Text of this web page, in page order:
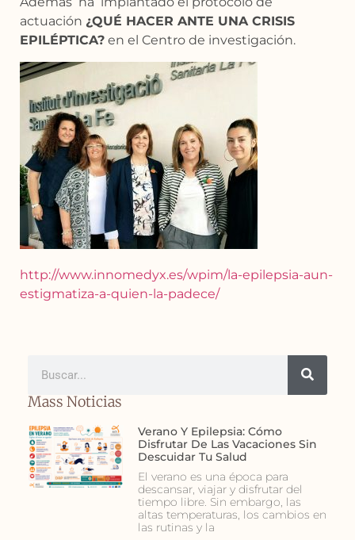
actuación ¿QUÉ HACER ANTE UNA CRISIS
EPILÉPTICA? en el Centro de investigación.
http://www.innomedyx.es/wpim/la-epilepsia-aun-
estigmatiza-a-quien-la-padece/
Mass Noticias
Verano Y Epilepsia: Cómo
Disfrutar De Las Vacaciones Sin
Descuidar Tu Salud
El verano es una época para
descansar, viajar y disfrutar del
tiempo libre. Sin embargo, las
altas temperaturas, los cambios en
las rutinas y la